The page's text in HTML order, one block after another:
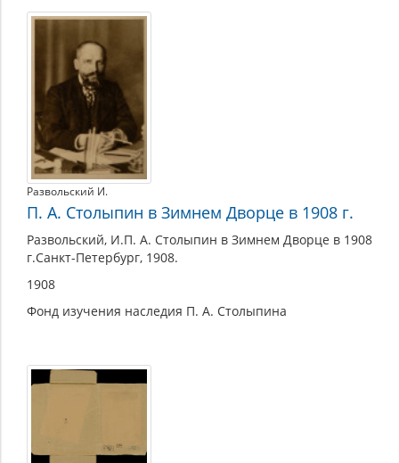
Развольский И.
П. А. Столыпин в Зимнем Дворце в 1908 г.
Развольский, И.П. А. Столыпин в Зимнем Дворце в 1908
г.Санкт-Петербург, 1908.
1908
Фонд изучения наследия П. А. Столыпина